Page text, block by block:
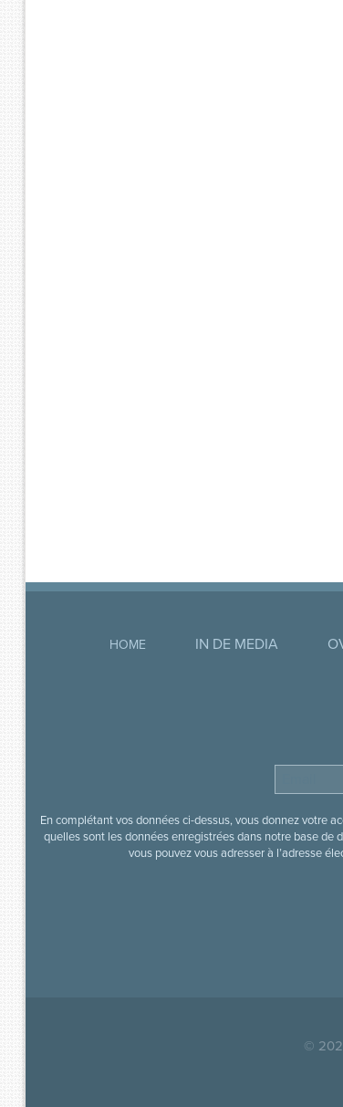
HOME IN DE MEDIA
En complétant vos données ci-dessus, vous donnez votre
quelles sont les données enregistrées dans notre base de
vous pouvez vous adresser à l’adresse
©